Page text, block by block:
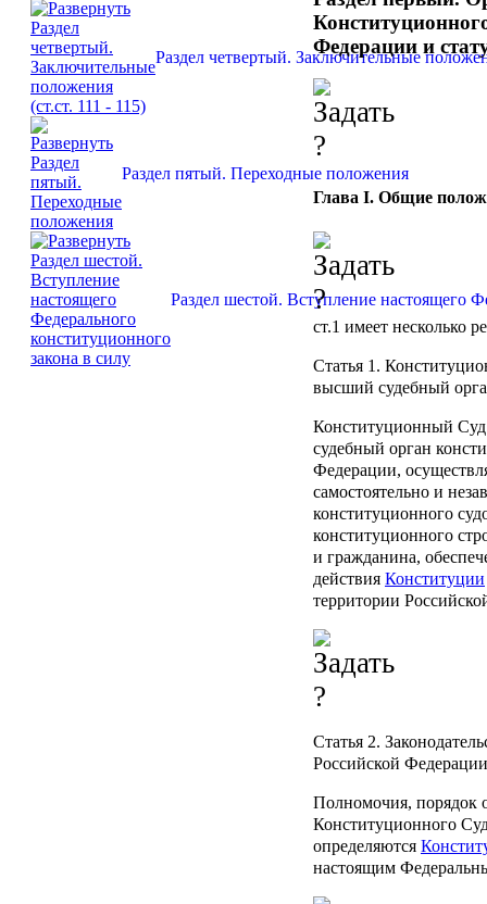
Раздел четвертый. Заключительные
Раздел пятый. Переходные положения
Раздел шестой. Вступление настоящего
Федерации и
Глава I. Общие
ст.1 имеет несколько
Статья 1.
высший судебный
Конституционный
судебный орган
Федерации,
самостоятельно и
конституционного
конституционного
и гражданина,
действия Конституции
территории
Статья 2.
Российской Федерации
Полномочия, порядок
Конституционного
определяются
настоящим